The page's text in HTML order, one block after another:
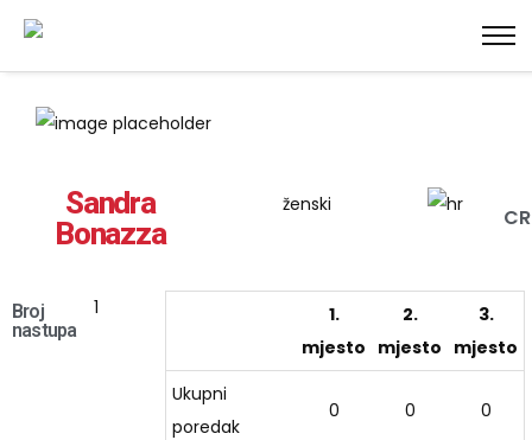
Sandra
Bonazza
ženski
Broj
nastupa
1
1.
mjesto
2.
mjesto
3.
mjesto
Ukupni
poredak
0 0 0